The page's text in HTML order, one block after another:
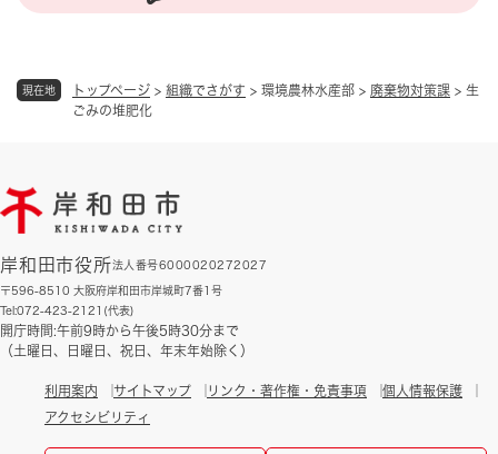
現在地 トップページ > 組織でさがす > 環境農林水産部 > 廃棄物対策課 > 生
ごみの堆肥化
岸和田市役所法人番号6000020272027
〒596-8510 大阪府岸和田市岸城町7番1号
Tel:072-423-2121(代表)
開庁時間:午前9時から午後5時30分まで
（土曜日、日曜日、祝日、年末年始除く）
利用案内 サイトマップ リンク・著作権・免責事項
個人情報保護
アクセシビリティ